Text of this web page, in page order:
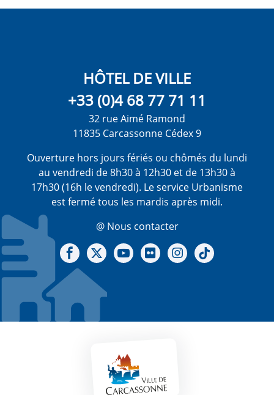
HÔTEL DE VILLE
+33 (0)4 68 77 71 11
32 rue Aimé Ramond
11835 Carcassonne Cédex 9
Ouverture hors jours fériés ou chômés du lundi
au vendredi de 8h30 à 12h30 et de 13h30 à
17h30 (16h le vendredi). Le service Urbanisme
est fermé tous les mardis après midi.
@ Nous contacter
Notre Facebook
Notre X - (twitter)
Notre chaine Youtube
Notre Gallerie sur Flickr
Notre Instagram
Mentions légales